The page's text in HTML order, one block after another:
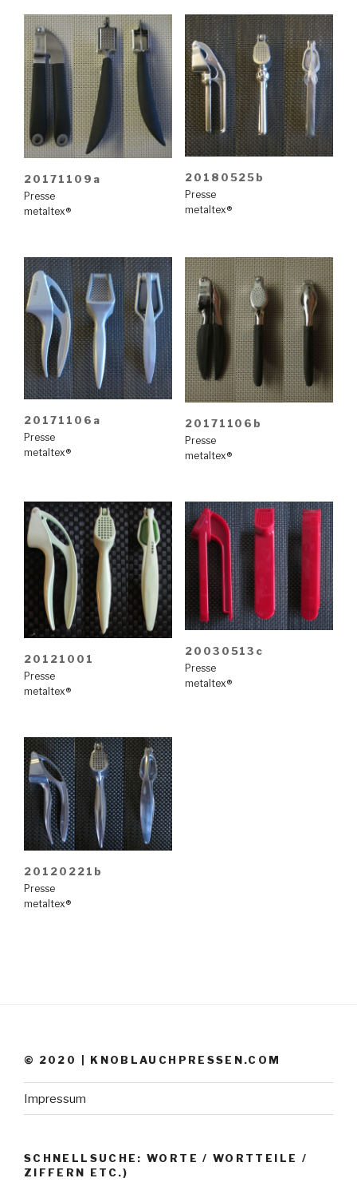
20171109a
Presse
metaltex®
20180525b
Presse
metaltex®
20171106a
Presse
metaltex®
20171106b
Presse
metaltex®
20121001
Presse
metaltex®
20030513c
Presse
metaltex®
20120221b
Presse
metaltex®
© 2020 | KNOBLAUCHPRESSEN.COM
Impressum
SCHNELLSUCHE: WORTE / WORTTEILE /
ZIFFERN ETC.)